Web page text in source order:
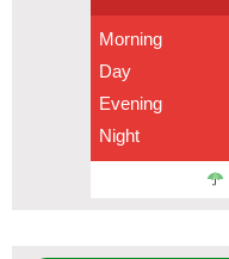
Morning
Day
Evening
Night